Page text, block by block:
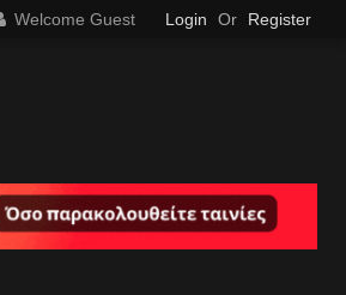
Welcome Guest Login Or Register